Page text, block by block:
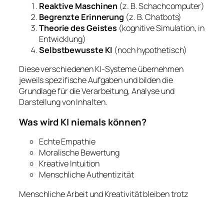
Reaktive Maschinen (z. B. Schachcomputer)
Begrenzte Erinnerung (z. B. Chatbots)
Theorie des Geistes (kognitive Simulation, in
Entwicklung)
Selbstbewusste KI (noch hypothetisch)
Diese verschiedenen KI-Systeme übernehmen
jeweils spezifische Aufgaben und bilden die
Grundlage für die Verarbeitung, Analyse und
Darstellung von Inhalten.
Was wird KI niemals können?
Echte Empathie
Moralische Bewertung
Kreative Intuition
Menschliche Authentizität
Menschliche Arbeit und Kreativität bleiben trotz